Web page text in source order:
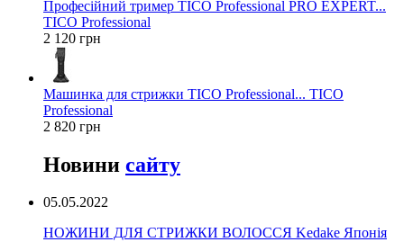
Професійний тример TICO Professional PRO EXPERT...
TICO Professional
2 120 грн
Машинка для стрижки TICO Professional... TICO
Professional
2 820 грн
Новини сайту
05.05.2022
НОЖИНИ ДЛЯ СТРИЖКИ ВОЛОССЯ Kedake Японія